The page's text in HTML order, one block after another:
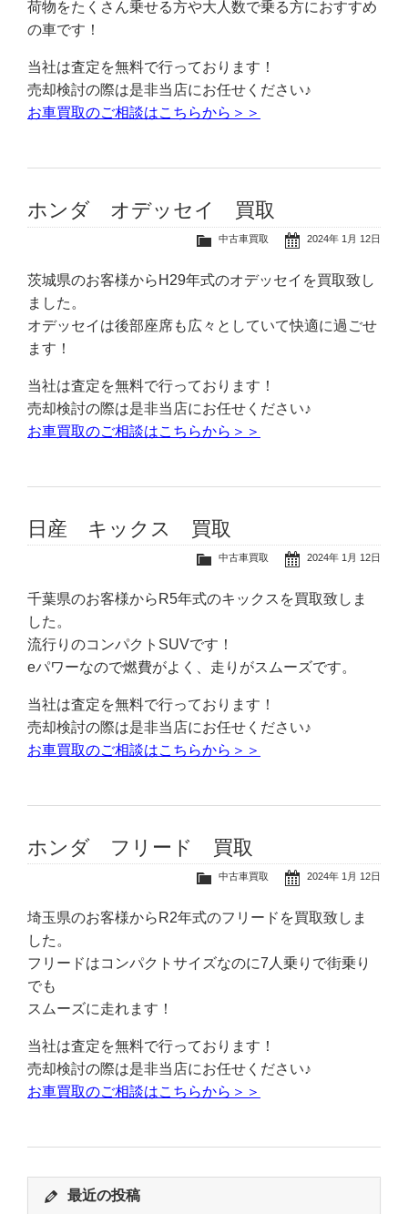
荷物をたくさん乗せる方や大人数で乗る方におすすめ
の車です！
当社は査定を無料で行っております！
売却検討の際は是非当店にお任せください♪
お車買取のご相談はこちらから＞＞
ホンダ オデッセイ 買取
2024年 1月 12日
中古車買取
茨城県のお客様からH29年式のオデッセイを買取致し
ました。
オデッセイは後部座席も広々としていて快適に過ごせ
ます！
当社は査定を無料で行っております！
売却検討の際は是非当店にお任せください♪
お車買取のご相談はこちらから＞＞
日産 キックス 買取
2024年 1月 12日
中古車買取
千葉県のお客様からR5年式のキックスを買取致しま
した。
流行りのコンパクトSUVです！
eパワーなので燃費がよく、走りがスムーズです。
当社は査定を無料で行っております！
売却検討の際は是非当店にお任せください♪
お車買取のご相談はこちらから＞＞
ホンダ フリード 買取
2024年 1月 12日
中古車買取
埼玉県のお客様からR2年式のフリードを買取致しま
した。
フリードはコンパクトサイズなのに7人乗りで街乗り
でも
スムーズに走れます！
当社は査定を無料で行っております！
売却検討の際は是非当店にお任せください♪
お車買取のご相談はこちらから＞＞
最近の投稿